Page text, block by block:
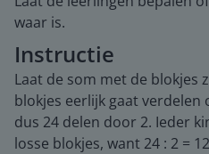
waar is.
Instructie
Laat de som met de blokjes
blokjes eerlijk gaat verdelen
dus 24 delen door 2. Ieder
losse blokjes, want 24 : 2 =